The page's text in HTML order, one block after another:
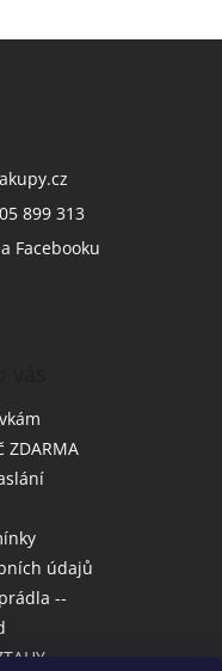
899 313
Facebooku
ZDARMA
údajů
--